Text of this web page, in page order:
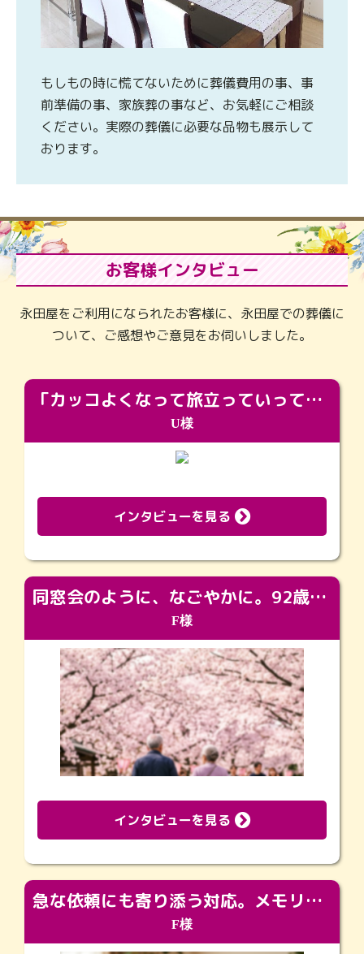
もしもの時に慌てないために葬儀費用の事、事
前準備の事、家族葬の事など、お気軽にご相談
ください。実際の葬儀に必要な品物も展示して
おります。
お客様インタビュー
永田屋をご利用になられたお客様に、永田屋での葬儀に
ついて、ご感想やご意見をお伺いしました。
「カッコよくなって旅立っていってくれました（笑）もっとカッコいいって言ってあげればよかったな」
U様
インタビューを見る
同窓会のように、なごやかに。92歳の旅立ちを彩った、再会と感謝の場
F様
インタビューを見る
急な依頼にも寄り添う対応。メモリアルコーナーで振り返る大切な日々
F様